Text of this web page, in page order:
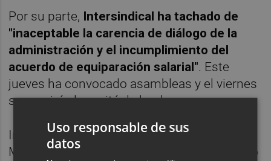
Por su parte, Intersindical ha tachado de
"inaceptable la carencia de diálogo de la
administración y el incumplimiento del
acuerdo de equiparación salarial". Este
jueves ha convocado asambleas y el viernes
se reunirá el comité de huelga.
Intersindical ha lamentado que Nuria
Montes, haya "cuestionado este acuerdo y lo
Uso responsable de sus
datos